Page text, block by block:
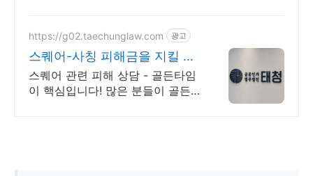
https://g02.taechunglaw.com 광고
스퀘어-사칭 피해금을 지킬 마
지막 기회
스퀘어 관련 피해 상담 - 골든타임
이 핵심입니다! 많은 분들이 골든